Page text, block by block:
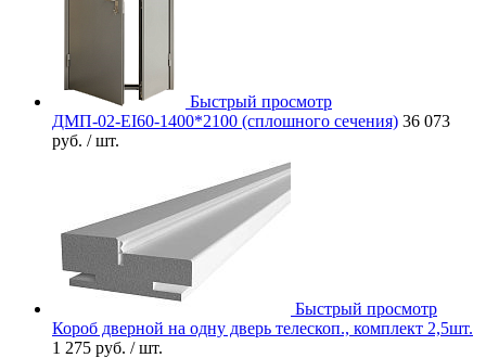
Быстрый просмотр
ДМП-02-EI60-1400*2100 (сплошного сечения) 36 073
руб. / шт.
Быстрый просмотр
Короб дверной на одну дверь телескоп., комплект 2,5шт.
1 275 руб. / шт.